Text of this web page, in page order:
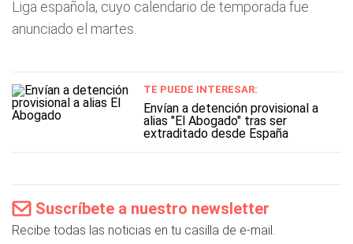
Liga española, cuyo calendario de temporada fue
anunciado el martes.
TE PUEDE INTERESAR:
Envían a detención provisional a
alias "El Abogado" tras ser
extraditado desde España
Suscríbete a nuestro newsletter
Recibe todas las noticias en tu casilla de e-mail.